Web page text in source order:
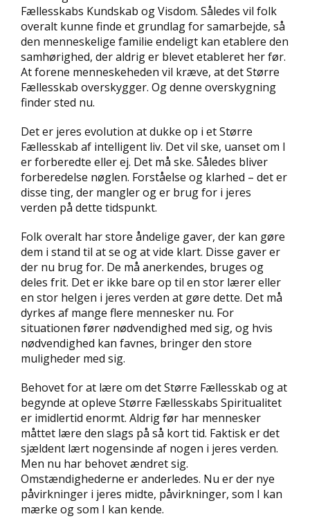
Fællesskabs Kundskab og Visdom. Således vil folk
overalt kunne finde et grundlag for samarbejde, så
den menneskelige familie endeligt kan etablere den
samhørighed, der aldrig er blevet etableret her før.
At forene menneskeheden vil kræve, at det Større
Fællesskab overskygger. Og denne overskygning
finder sted nu.
Det er jeres evolution at dukke op i et Større
Fællesskab af intelligent liv. Det vil ske, uanset om I
er forberedte eller ej. Det må ske. Således bliver
forberedelse nøglen. Forståelse og klarhed – det er
disse ting, der mangler og er brug for i jeres
verden på dette tidspunkt.
Folk overalt har store åndelige gaver, der kan gøre
dem i stand til at se og at vide klart. Disse gaver er
der nu brug for. De må anerkendes, bruges og
deles frit. Det er ikke bare op til en stor lærer eller
en stor helgen i jeres verden at gøre dette. Det må
dyrkes af mange flere mennesker nu. For
situationen fører nødvendighed med sig, og hvis
nødvendighed kan favnes, bringer den store
muligheder med sig.
Behovet for at lære om det Større Fællesskab og at
begynde at opleve Større Fællesskabs Spiritualitet
er imidlertid enormt. Aldrig før har mennesker
måttet lære den slags på så kort tid. Faktisk er det
sjældent lært nogensinde af nogen i jeres verden.
Men nu har behovet ændret sig.
Omstændighederne er anderledes. Nu er der nye
påvirkninger i jeres midte, påvirkninger, som I kan
mærke og som I kan kende.